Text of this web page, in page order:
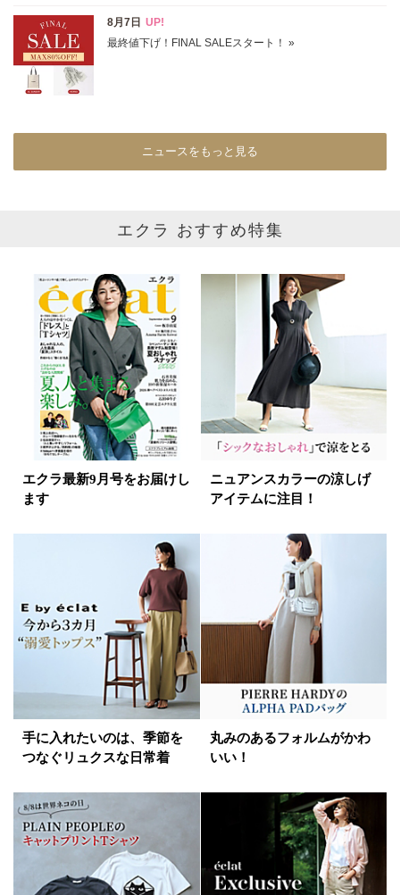
すべて
SALE商品
再入荷
ベージュ ブラウン オレンジ
イエロー レッド ピンク
パープル グリーン ブルー
ゴールド シルバー マルチ
ニュースをもっと見る
エクラ おすすめ特集
エクラ最新9月号をお届けし
ます
ニュアンスカラーの涼しげ
アイテムに注目！
手に入れたいのは、季節を
つなぐリュクスな日常着
丸みのあるフォルムがかわ
いい！